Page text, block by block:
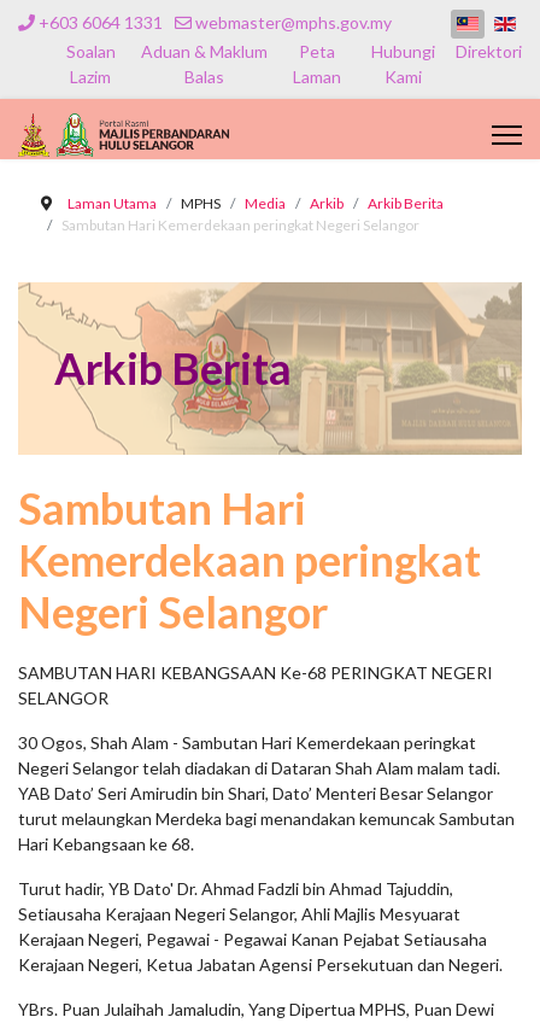
+603 6064 1331
webmaster@mphs.gov.my
Soalan
Lazim
Aduan & Maklum
Balas
Peta
Laman
Hubungi
Kami
Direktori
Laman Utama MPHS Media Arkib
Arkib Berita
Sambutan Hari Kemerdekaan peringkat Negeri Selangor
Arkib Berita
Sambutan Hari
Kemerdekaan peringkat
Negeri Selangor
SAMBUTAN HARI KEBANGSAAN Ke-68 PERINGKAT NEGERI
SELANGOR
30 Ogos, Shah Alam - Sambutan Hari Kemerdekaan peringkat
Negeri Selangor telah diadakan di Dataran Shah Alam malam tadi.
YAB Dato’ Seri Amirudin bin Shari, Dato’ Menteri Besar Selangor
turut melaungkan Merdeka bagi menandakan kemuncak Sambutan
Hari Kebangsaan ke 68.
Turut hadir, YB Dato' Dr. Ahmad Fadzli bin Ahmad Tajuddin,
Setiausaha Kerajaan Negeri Selangor, Ahli Majlis Mesyuarat
Kerajaan Negeri, Pegawai - Pegawai Kanan Pejabat Setiausaha
Kerajaan Negeri, Ketua Jabatan Agensi Persekutuan dan Negeri.
YBrs. Puan Julaihah Jamaludin, Yang Dipertua MPHS, Puan Dewi